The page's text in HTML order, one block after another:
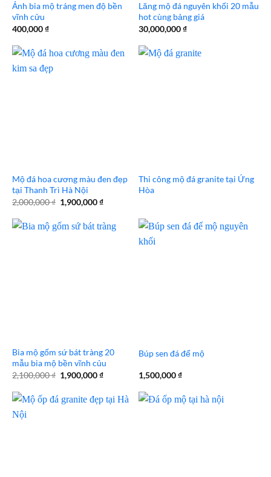
Ảnh bia mộ tráng men độ bền
vĩnh cửu
400,000₫
Lăng mộ đá nguyên khối 20 mẫu
hot cùng bảng giá
30,000,000₫
Mộ đá hoa cương màu đen đẹp
tại Thanh Trì Hà Nội
2,000,000₫ Giá
gốc
2,000,000 ₫.
1,900,000₫Giá
là:
Thi công mộ đá granite tại Ứng
Hòa
Bia mộ gốm sứ bát tràng 20
mẫu bia mộ bền vĩnh củu
2,100,000₫ Giá
gốc
2,100,000 ₫.
1,900,000₫Giá
là:
Búp sen đá để mộ
1,500,000₫